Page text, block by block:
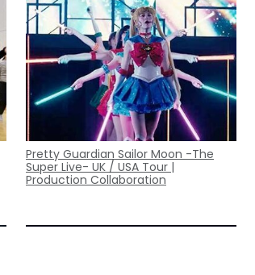
Pretty Guardian Sailor Moon -The
Super Live- UK / USA Tour |
Production Collaboration